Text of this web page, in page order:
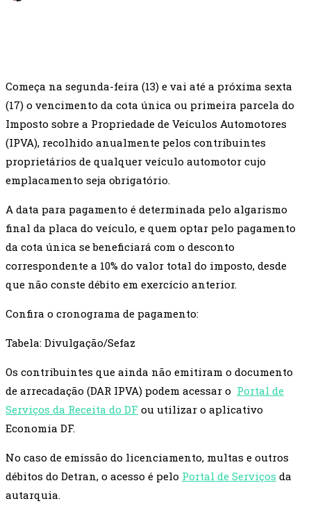
Começa na segunda-feira (13) e vai até a próxima sexta
(17) o vencimento da cota única ou primeira parcela do
Imposto sobre a Propriedade de Veículos Automotores
(IPVA), recolhido anualmente pelos contribuintes
proprietários de qualquer veículo automotor cujo
emplacamento seja obrigatório.
A data para pagamento é determinada pelo algarismo
final da placa do veículo, e quem optar pelo pagamento
da cota única se beneficiará com o desconto
correspondente a 10% do valor total do imposto, desde
que não conste débito em exercício anterior.
Confira o cronograma de pagamento:
Tabela: Divulgação/Sefaz
Os contribuintes que ainda não emitiram o documento
de arrecadação (DAR IPVA) podem acessar o Portal de
Serviços da Receita do DF ou utilizar o aplicativo
Economia DF.
No caso de emissão do licenciamento, multas e outros
débitos do Detran, o acesso é pelo Portal de Serviços da
autarquia.